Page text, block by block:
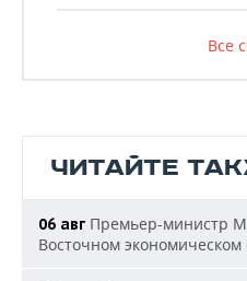
Все
ЧИТАЙТЕ
06 авг Премьер-министр
Восточном